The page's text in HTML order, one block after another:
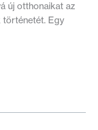
új otthonaikat az
történetét. Egy